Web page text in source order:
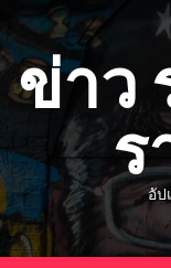
to
content
ข่าว
ร
อัป